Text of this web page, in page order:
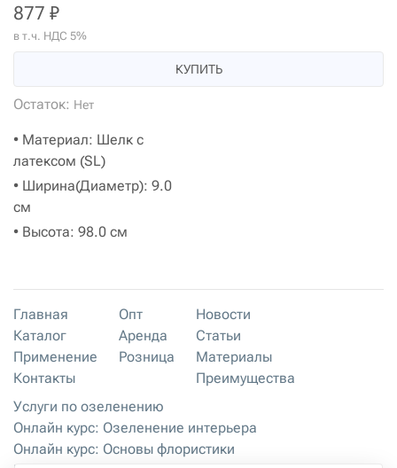
877 ₽
в т.ч. НДС 5%
КУПИТЬ
Остаток: Нет
• Материал: Шелк с
латексом (SL)
• Ширина(Диаметр): 9.0
см
• Высота: 98.0 см
Главная
Каталог
Применение
Контакты
Опт
Аренда
Розница
Новости
Статьи
Материалы
Преимущества
Услуги по озеленению
Онлайн курс: Озеленение интерьера
Онлайн курс: Основы флористики